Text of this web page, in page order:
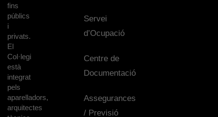
fins
públics
i
privats.
El
Col·legi
està
integrat
pels
aparelladors,
arquitectes
Servei
d’Ocupació
Centre de
Documentació
Assegurances
/ Previsió